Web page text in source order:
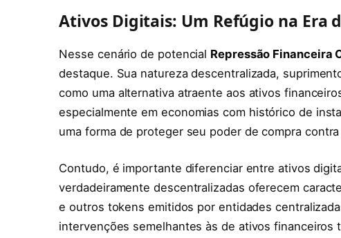
Ativos Digitais: Um Refúgio na Era
Nesse cenário de potencial Repressão Financeira
destaque. Sua natureza descentralizada,
como uma alternativa atraente aos ativos
especialmente em economias com histórico de
uma forma de proteger seu poder de compra
Contudo, é importante diferenciar entre ativos
verdadeiramente descentralizadas oferecem
e outros tokens emitidos por entidades
intervenções semelhantes às de ativos financeiros